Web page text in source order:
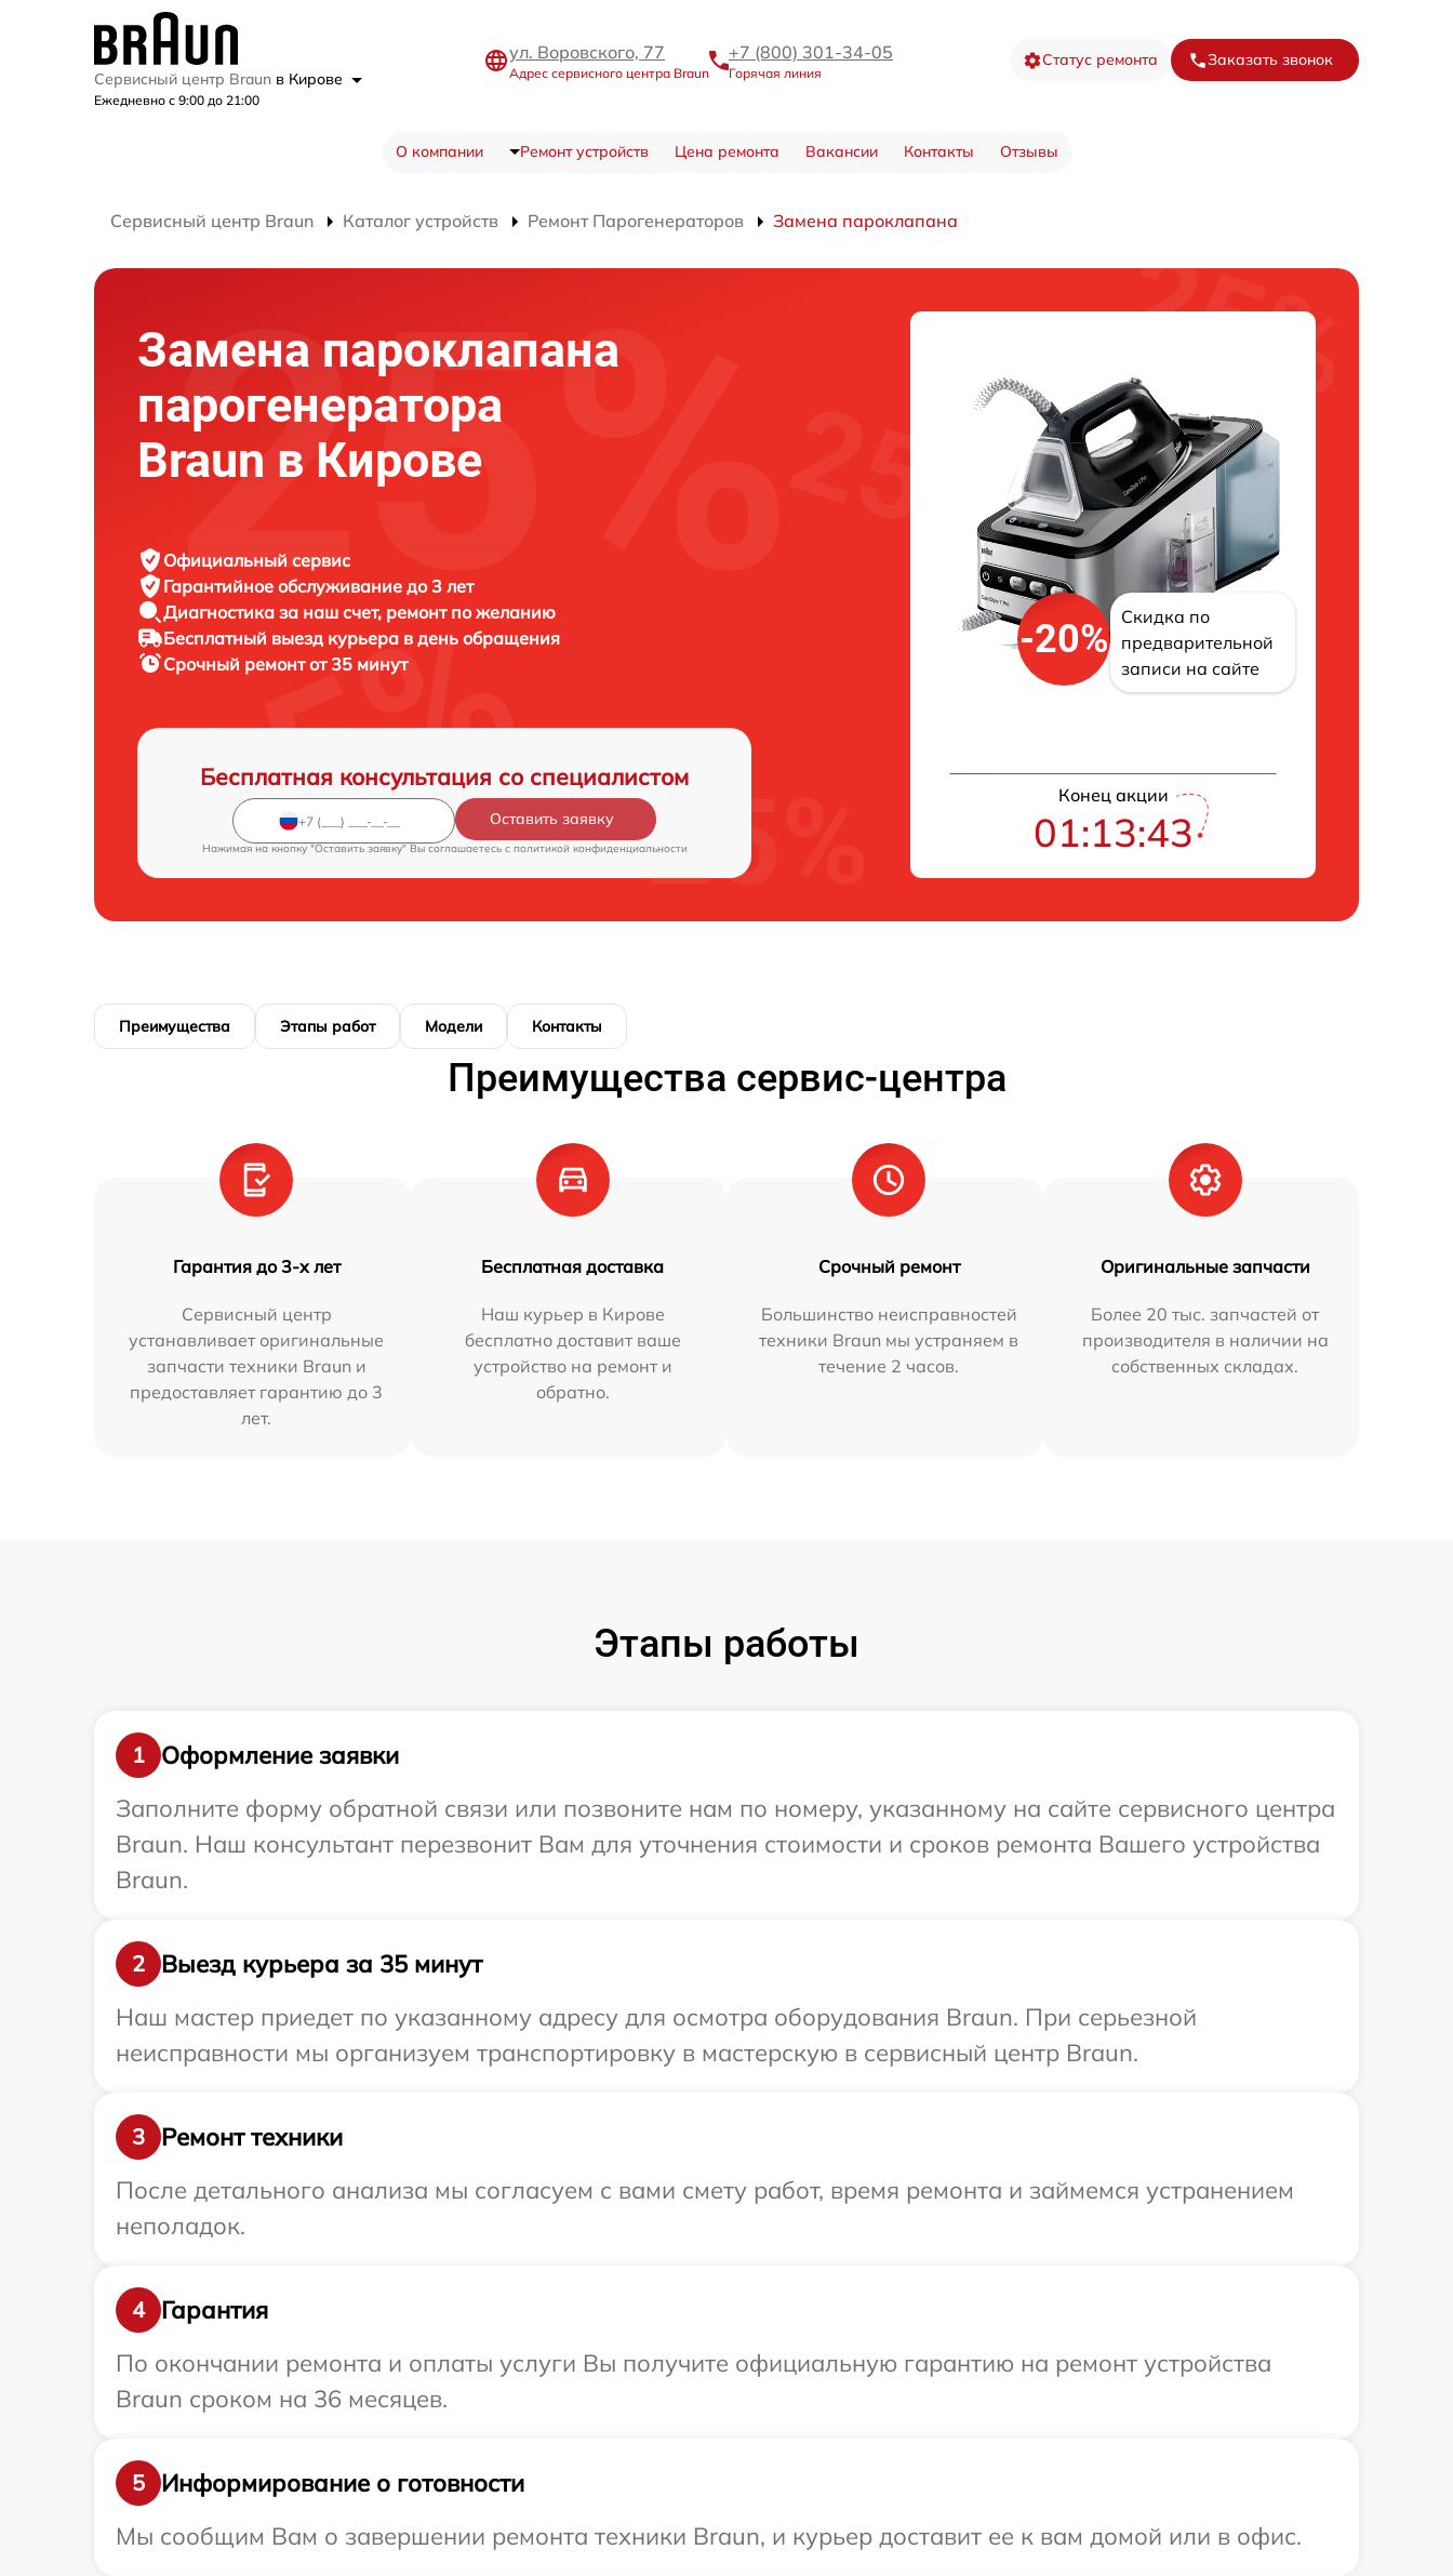
Сервисный центр Braun в Кирове
Ежедневно с 9:00 до 21:00
ул. Воровского, 77
Адрес сервисного центра Braun
+7 (800) 301-34-05
Горячая линия
Статус ремонта Заказать звонок
О компании Ремонт устройств Цена ремонта Вакансии Контакты Отзывы
Сервисный центр Braun Каталог устройств Ремонт Парогенераторов Замена пароклапана
Замена пароклапана
парогенератора
Braun в Кирове
Официальный сервис
Гарантийное обслуживание до 3 лет
Диагностика за наш счет, ремонт по желанию
Бесплатный выезд курьера в день обращения
Срочный ремонтот 35 минут
Бесплатная консультация со специалистом
Оставить заявку
Нажимая на кнопку "Оставить заявку" Вы соглашаетесь c политикой конфиденциальности
-20%
Скидка по
предварительной
записи на сайте
Конец акции
01:13:42
Преимущества Этапы работ Модели Контакты
Преимущества сервис-центра
Гарантия до 3-х лет
Сервисный центр
устанавливает оригинальные
запчасти техники Braun и
предоставляет гарантию до 3
лет.
Бесплатная доставка
Наш курьер в Кирове
бесплатно доставит ваше
устройство на ремонт и
обратно.
Срочный ремонт
Большинство неисправностей
техники Braun мы устраняем в
течение 2 часов.
Оригинальные запчасти
Более 20 тыс. запчастей от
производителя в наличии на
собственных складах.
Этапы работы
1
Оформление заявки
Заполните форму обратной связи или позвоните нам по номеру, указанному на сайте сервисного центра
Braun. Наш консультант перезвонит Вам для уточнения стоимости и сроков ремонта Вашего устройства
Braun.
2
Выезд курьера за 35 минут
Наш мастер приедет по указанному адресу для осмотра оборудования Braun. При серьезной
неисправности мы организуем транспортировку в мастерскую в сервисный центр Braun.
3
Ремонт техники
После детального анализа мы согласуем с вами смету работ, время ремонта и займемся устранением
неполадок.
4
Гарантия
По окончании ремонта и оплаты услуги Вы получите официальную гарантию на ремонт устройства
Braun сроком на 36 месяцев.
5
Информирование о готовности
Мы сообщим Вам о завершении ремонта техники Braun, и курьер доставит ее к вам домой или в офис.